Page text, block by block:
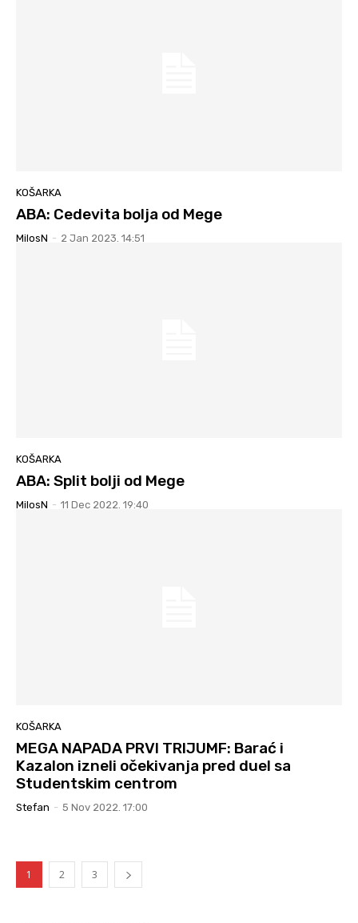
KOŠARKA
ABA: Cedevita bolja od Mege
MilosN - 2 Jan 2023. 14:51
KOŠARKA
ABA: Split bolji od Mege
MilosN - 11 Dec 2022. 19:40
KOŠARKA
MEGA NAPADA PRVI TRIJUMF: Barać i
Kazalon izneli očekivanja pred duel sa
Studentskim centrom
Stefan - 5 Nov 2022. 17:00
1 2 3